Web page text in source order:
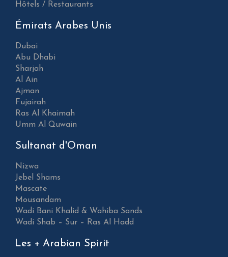
Hôtels / Restaurants
Émirats Arabes Unis
Dubai
Abu Dhabi
Sharjah
Al Ain
Ajman
Fujairah
Ras Al Khaimah
Umm Al Quwain
Sultanat d'Oman
Nizwa
Jebel Shams
Mascate
Mousandam
Wadi Bani Khalid & Wahiba Sands
Wadi Shab – Sur – Ras Al Hadd
Les + Arabian Spirit